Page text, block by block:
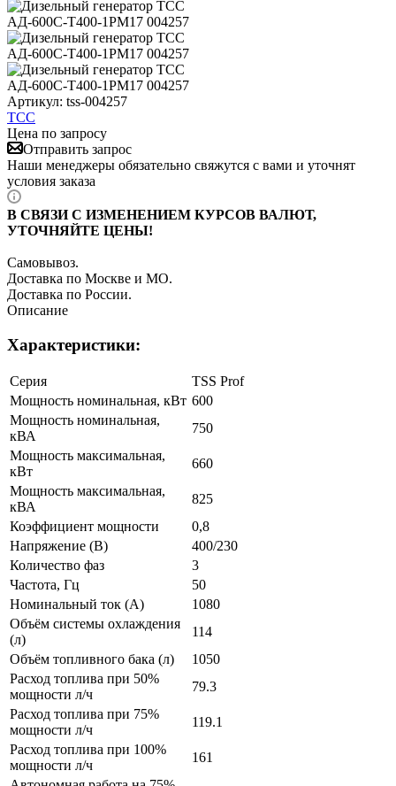
Артикул: tss-004257
ТСС
Цена по запросу
Отправить запрос
Наши менеджеры обязательно свяжутся с вами и уточнят
условия заказа
В СВЯЗИ С ИЗМЕНЕНИЕМ КУРСОВ ВАЛЮТ,
УТОЧНЯЙТЕ ЦЕНЫ!
Самовывоз.
Доставка по Москве и МО.
Доставка по России.
Описание
Характеристики:
Серия
TSS Prof
Мощность номинальная, кВт 600
Мощность номинальная,
кВА
750
Мощность максимальная,
кВт
660
Мощность максимальная,
кВА
825
Коэффициент мощности
0,8
Напряжение (В)
400/230
Количество фаз
3
Частота, Гц
50
Номинальный ток (А)
1080
Объём системы охлаждения
(л)
114
Объём топливного бака (л)
1050
Расход топлива при 50%
мощности л/ч
79.3
Расход топлива при 75%
мощности л/ч
119.1
Расход топлива при 100%
мощности л/ч
161